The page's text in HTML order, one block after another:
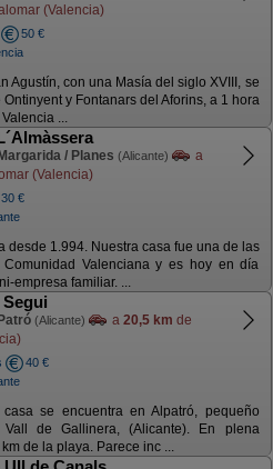
(Valencia)
50 €
Agustín, con una Masía del siglo XVIII, se
y Fontanars del Aforins, a 1 hora
...
Margarida / Planes (Alicante)
a
(Valencia)
30 €
desde 1.994. Nuestra casa fue una de las
Valenciana y es hoy en día
empresa familiar. ...
Patró (Alicante) a 20,5 km de
40 €
casa se encuentra en Alpatró, pequeño
de Gallinera, (Alicante). En plena
de la playa. Parece inc ...